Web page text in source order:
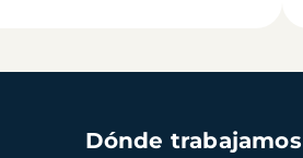
Dónde trabajamos